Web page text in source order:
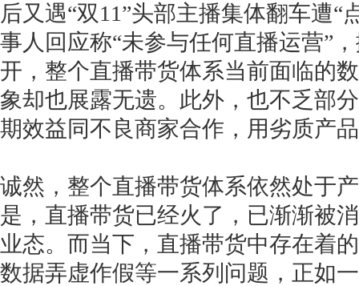
后又遇“双11”头部主播集体翻车遭“
事人回应称“未参与任何直播运营”
开，整个直播带货体系当前面临的
象却也展露无遗。此外，也不乏部
期效益同不良商家合作，用劣质产
诚然，整个直播带货体系依然处于
是，直播带货已经火了，已渐渐被
业态。而当下，直播带货中存在着
数据弄虚作假等一系列问题，正如
获得产品报价方案
1万个想法不如1次的方案落地
扫码沟通